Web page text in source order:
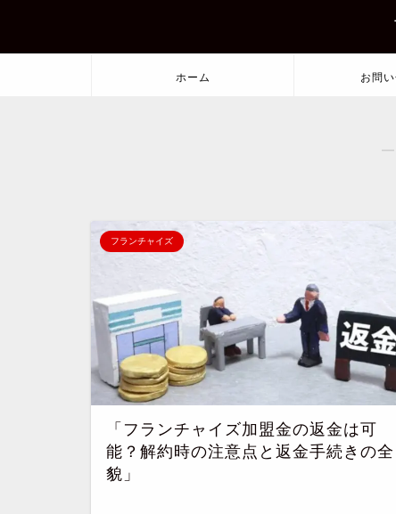
ホーム お問
フランチャイズ
「フランチャイズ加盟金の返金は可
能？解約時の注意点と返金手続きの全
貌」